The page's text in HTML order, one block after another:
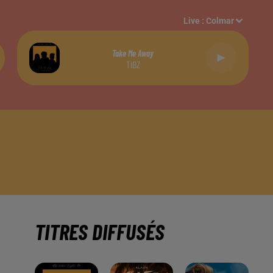
Live :Colmar
Take Me Away
TIBZ
TITRES DIFFUSÉS